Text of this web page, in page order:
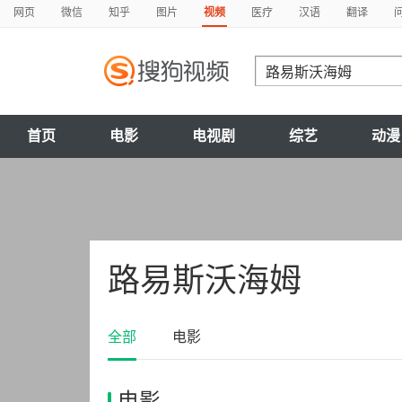
网页 微信 知乎 图片 视频 医疗 汉语 翻译
首页 电影 电视剧 综艺 动漫
路易斯沃海姆
全部 电影